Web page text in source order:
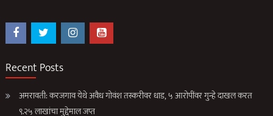
Recent Posts
अमरावती: करजगाव येथे अवैध गोवंश तस्करीवर धाड, ५ आरोपींवर गुन्हे दाखल करत
९.२५ लाखांचा मुद्देमाल जप्त